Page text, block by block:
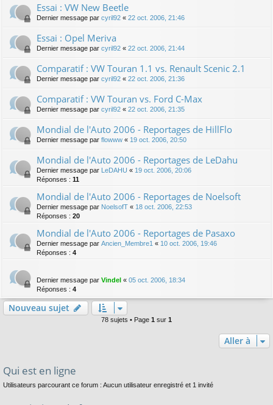
Essai : VW New Beetle
Dernier message par cyril92 « 22 oct. 2006, 21:46
Essai : Opel Meriva
Dernier message par cyril92 « 22 oct. 2006, 21:44
Comparatif : VW Touran 1.1 vs. Renault Scenic 2.1
Dernier message par cyril92 « 22 oct. 2006, 21:36
Comparatif : VW Touran vs. Ford C-Max
Dernier message par cyril92 « 22 oct. 2006, 21:35
Mondial de l'Auto 2006 - Reportages de HillFlo
Dernier message par flowww « 19 oct. 2006, 20:50
Mondial de l'Auto 2006 - Reportages de LeDahu
Dernier message par LeDAHU « 19 oct. 2006, 20:06
Réponses : 11
Mondial de l'Auto 2006 - Reportages de Noelsoft
Dernier message par NoelsofT « 18 oct. 2006, 22:53
Réponses : 20
Mondial de l'Auto 2006 - Reportages de Pasaxo
Dernier message par Ancien_Membre1 « 10 oct. 2006, 19:46
Réponses : 4
Dernier message par Vindel « 05 oct. 2006, 18:34
Réponses : 4
Nouveau sujet
78 sujets • Page 1 sur 1
Aller à
Qui est en ligne
Utilisateurs parcourant ce forum : Aucun utilisateur enregistré et 1 invité